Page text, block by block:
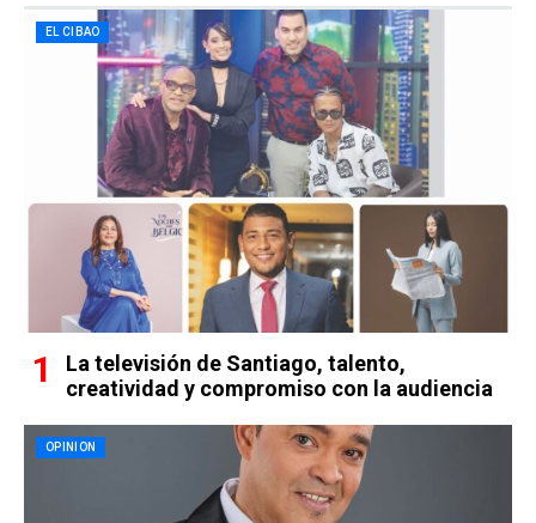
EL CIBAO
La televisión de Santiago, talento,
creatividad y compromiso con la audiencia
OPINION